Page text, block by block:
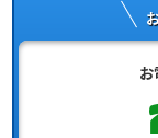
お